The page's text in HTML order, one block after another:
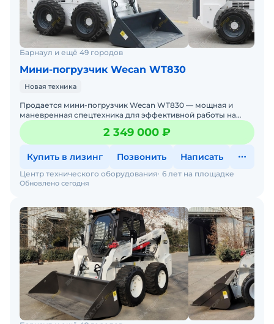
Барнаул и ещё 49 городов
Мини-погрузчик Wecan WT830
Новая техника
Продается мини-погрузчик Wecan WT830 — мощная и
маневренная спецтехника для эффективной работы на
стройплощадках, дорогах и в коммунальном хозяйстве.
Если вам н
2 349 000 ₽
Купить в лизинг Позвонить Написать
Обновлено сегодня
Центр технического оборудования 6 лет на площадке